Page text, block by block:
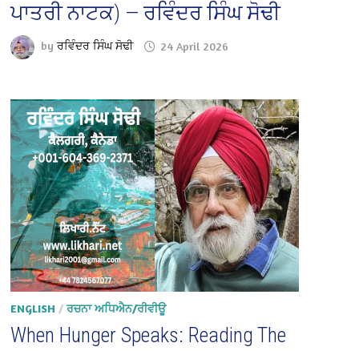
ਪਾਤਰੀ ਨਾਟਕ) — ਰਵਿੰਦਰ ਸਿੰਘ ਸੋਢੀ
byਰਵਿੰਦਰ ਸਿੰਘ ਸੋਢੀ 24 April 2026
ENGLISH /ਰਚਨਾ ਅਧਿਐਨ/ਰੀਵੀਊ
When Hunger Speaks: Reading The